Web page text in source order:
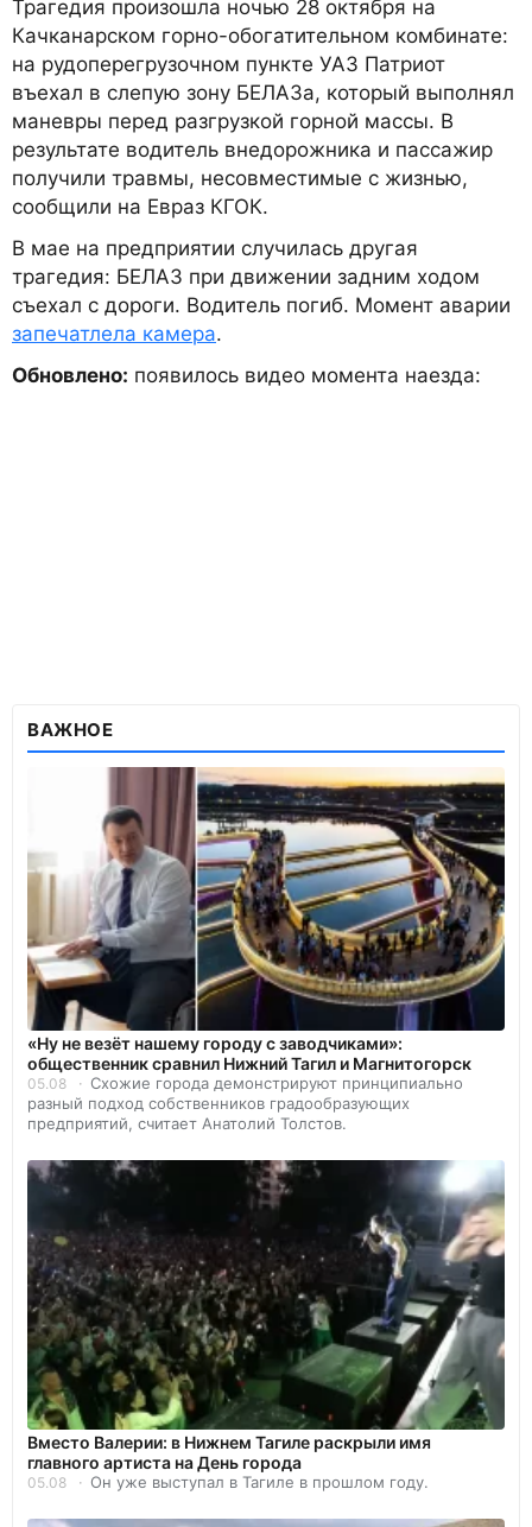
Трагедия произошла ночью 28 октября на
Качканарском горно-обогатительном комбинате:
на рудоперегрузочном пункте УАЗ Патриот
въехал в слепую зону БЕЛАЗа, который выполнял
маневры перед разгрузкой горной массы. В
результате водитель внедорожника и пассажир
получили травмы, несовместимые с жизнью,
сообщили на Евраз КГОК.
В мае на предприятии случилась другая
трагедия: БЕЛАЗ при движении задним ходом
съехал с дороги. Водитель погиб. Момент аварии
запечатлела камера.
Обновлено: появилось видео момента наезда:
ВАЖНОЕ
«Ну не везёт нашему городу с заводчиками»:
общественник сравнил Нижний Тагил и Магнитогорск
05.08
Схожие города демонстрируют принципиально
разный подход собственников градообразующих
предприятий, считает Анатолий Толстов.
Вместо Валерии: в Нижнем Тагиле раскрыли имя
главного артиста на День города
05.08 Он уже выступал в Тагиле в прошлом году.